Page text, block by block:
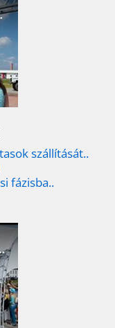
szállítását..
fázisba..